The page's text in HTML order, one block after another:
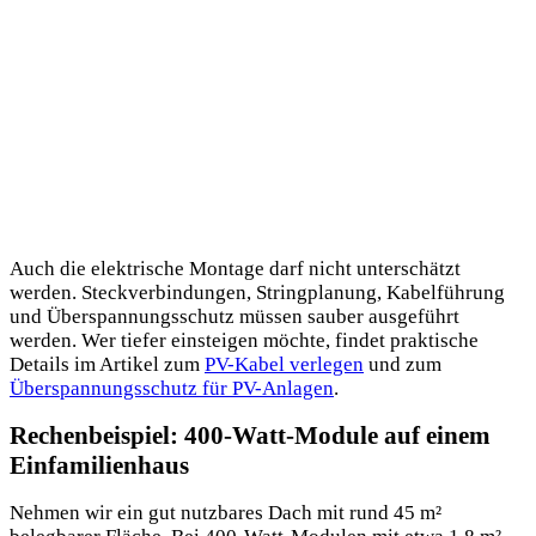
Auch die elektrische Montage darf nicht unterschätzt
werden. Steckverbindungen, Stringplanung, Kabelführung
und Überspannungsschutz müssen sauber ausgeführt
werden. Wer tiefer einsteigen möchte, findet praktische
Details im Artikel zum PV-Kabel verlegen und zum
Überspannungsschutz für PV-Anlagen.
Rechenbeispiel: 400-Watt-Module auf einem
Einfamilienhaus
Nehmen wir ein gut nutzbares Dach mit rund 45 m²